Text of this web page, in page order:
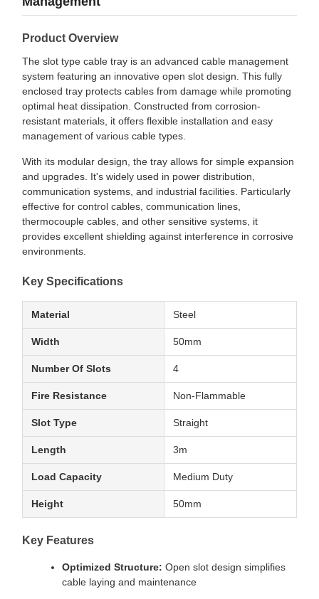
Product Overview
The slot type cable tray is an advanced cable management
system featuring an innovative open slot design. This fully
enclosed tray protects cables from damage while promoting
optimal heat dissipation. Constructed from corrosion-
resistant materials, it offers flexible installation and easy
management of various cable types.
With its modular design, the tray allows for simple expansion
and upgrades. It's widely used in power distribution,
communication systems, and industrial facilities. Particularly
effective for control cables, communication lines,
thermocouple cables, and other sensitive systems, it
provides excellent shielding against interference in corrosive
environments.
Key Specifications
Material Steel
Width 50mm
Number Of Slots 4
Fire Resistance Non-Flammable
Slot Type Straight
Length 3m
Load Capacity Medium Duty
Height 50mm
Key Features
Optimized Structure: Open slot design simplifies
cable laying and maintenance